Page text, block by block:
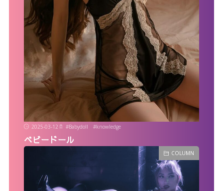
2025-03-12 #Babydoll #knowledge
ベビードール
COLUMN